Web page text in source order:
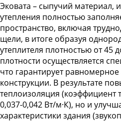
Эковата – сыпучий материал,
утепления полностью
пространство, включая
щели, в итоге образуя
утеплителя плотностью от 45
плотности осуществляется
что гарантирует
конструкции. В результате
теплоизоляция (коэффициент
0,037-0,042 Вт/м·К), но и
характеристики здания